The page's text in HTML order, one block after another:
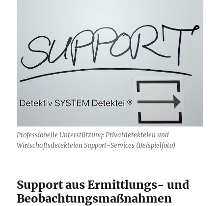
Professionelle Unterstützung: Privatdetekteien und
Wirtschaftsdetekteien Support-Services (Beispielfoto)
Support aus Ermittlungs- und
Beobachtungsmaßnahmen